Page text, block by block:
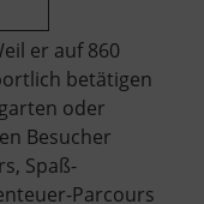
er auf 860
betätigen
oder
Besucher
Spaß-
Parcours